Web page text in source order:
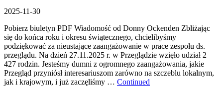
2025-11-30
Pobierz biuletyn PDF Wiadomość od Donny Ockenden Zbliżając
się do końca roku i okresu świątecznego, chcielibyśmy
podziękować za nieustające zaangażowanie w prace zespołu ds.
przeglądu. Na dzień 27.11.2025 r. w Przeglądzie wzięło udział 2
427 rodzin. Jesteśmy dumni z ogromnego zaangażowania, jakie
Przegląd przyniósł interesariuszom zarówno na szczeblu lokalnym,
jak i krajowym, i już zaczęliśmy … Continued